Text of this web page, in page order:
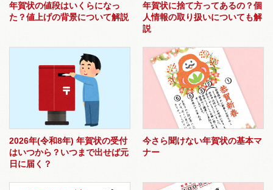
年賀状の値段はいくらになっ
た？値上げの背景について解説
年賀状に捨て方ってあるの？個
人情報の取り扱いについても解
説
2026年(令和8年) 年賀状の受付
はいつから？いつまで出せば元
日に届く？
今さら聞けない年賀状の基本マ
ナー